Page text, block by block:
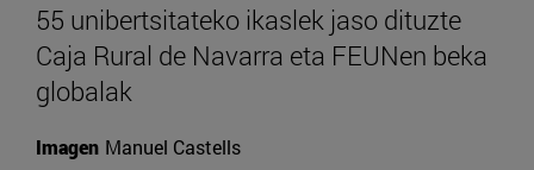
55 unibertsitateko ikaslek jaso dituzte
Caja Rural de Navarra eta FEUNen beka
globalak
Imagen Manuel Castells